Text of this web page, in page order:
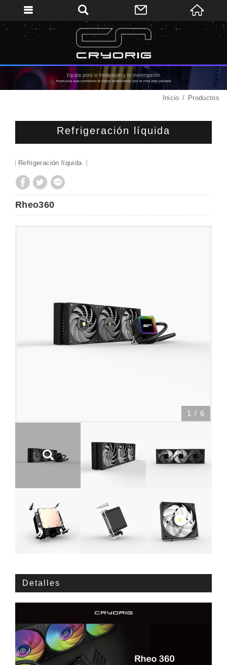
Inicio Productos
Refrigeración líquida
Refrigeración líquida
Rheo360
1 / 6
Detalles